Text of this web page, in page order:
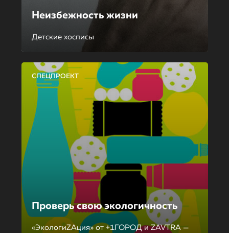
Неизбежность жизни
Детские хосписы
СПЕЦПРОЕКТ
Проверь свою экологичность
«ЭкологиZAция» от +1ГОРОД и ZAVTRA —